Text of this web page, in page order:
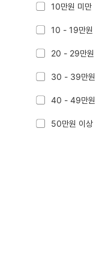
10만원 미만
10 - 19만원
20 - 29만원
30 - 39만원
40 - 49만원
50만원 이상